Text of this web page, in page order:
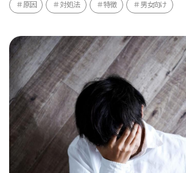
原因 対処法 特徴 男女向け